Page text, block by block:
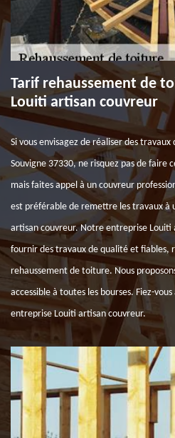
Tarif rehaussement de
Louiti artisan couvreur
Si vous envisagez de réaliser des
Souvigne 37330, ne risquez pas de
mais faites appel à un couvreur
est préférable de remettre les travaux à
artisan couvreur. Notre entreprise Louiti
fournir des travaux de qualité et fiables,
rehaussement de toiture. Nous
accessible à toutes les bourses. Fiez-
entreprise Louiti artisan couvreur.